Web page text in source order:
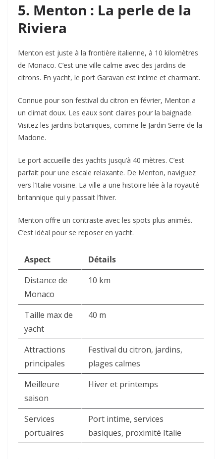
5. Menton : La perle de la
Riviera
Menton est juste à la frontière italienne, à 10 kilomètres
de Monaco. C’est une ville calme avec des jardins de
citrons. En yacht, le port Garavan est intime et charmant.
Connue pour son festival du citron en février, Menton a
un climat doux. Les eaux sont claires pour la baignade.
Visitez les jardins botaniques, comme le Jardin Serre de la
Madone.
Le port accueille des yachts jusqu’à 40 mètres. C’est
parfait pour une escale relaxante. De Menton, naviguez
vers l’Italie voisine. La ville a une histoire liée à la royauté
britannique qui y passait l’hiver.
Menton offre un contraste avec les spots plus animés.
C’est idéal pour se reposer en yacht.
Aspect
Détails
Distance de
Monaco
10 km
Taille max de
yacht
40 m
Attractions
principales
Festival du citron, jardins,
plages calmes
Meilleure
saison
Hiver et printemps
Services
portuaires
Port intime, services
basiques, proximité Italie